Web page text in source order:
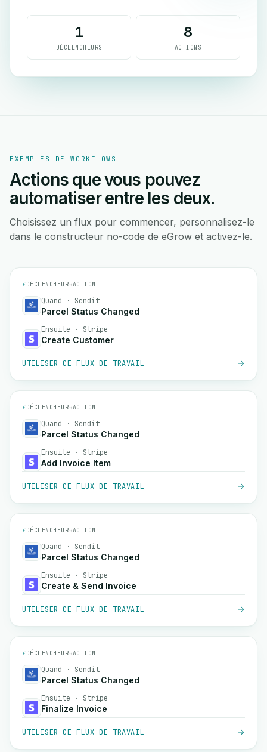
1
DÉCLENCHEURS
8
ACTIONS
EXEMPLES DE WORKFLOWS
Actions que vous pouvez
automatiser entre les deux.
Choisissez un flux pour commencer, personnalisez-le
dans le constructeur no-code de eGrow et activez-le.
⚡ DÉCLENCHEUR→ACTION
Quand · Sendit
Parcel Status Changed
Ensuite · Stripe
Create Customer
UTILISER CE FLUX DE TRAVAIL
⚡ DÉCLENCHEUR→ACTION
Quand · Sendit
Parcel Status Changed
Ensuite · Stripe
Add Invoice Item
UTILISER CE FLUX DE TRAVAIL
⚡ DÉCLENCHEUR→ACTION
Quand · Sendit
Parcel Status Changed
Ensuite · Stripe
Create & Send Invoice
UTILISER CE FLUX DE TRAVAIL
⚡ DÉCLENCHEUR→ACTION
Quand · Sendit
Parcel Status Changed
Ensuite · Stripe
Finalize Invoice
UTILISER CE FLUX DE TRAVAIL